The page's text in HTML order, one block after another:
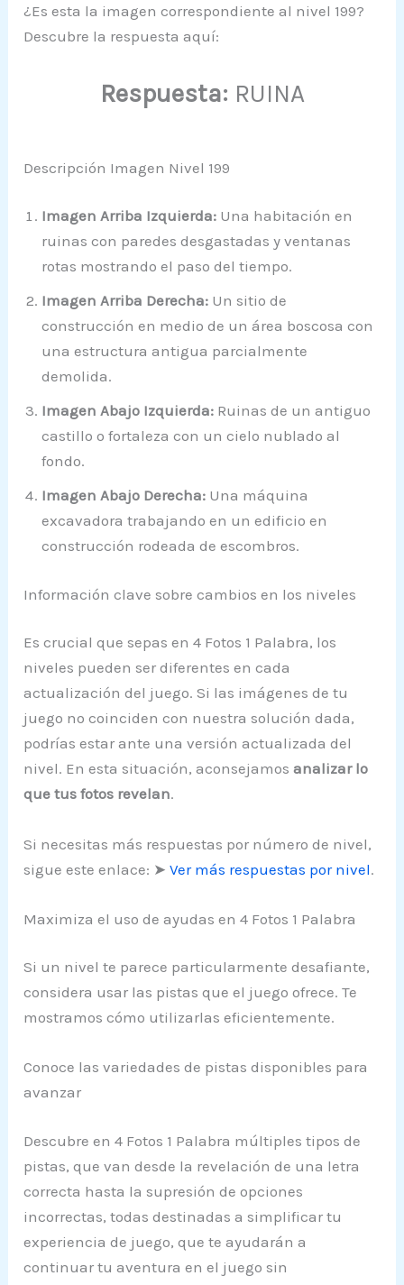
¿Es esta la imagen correspondiente al nivel 199?
Descubre la respuesta aquí:
Respuesta: RUINA
Descripción Imagen Nivel 199
Imagen Arriba Izquierda: Una habitación en
ruinas con paredes desgastadas y ventanas
rotas mostrando el paso del tiempo.
Imagen Arriba Derecha: Un sitio de
construcción en medio de un área boscosa con
una estructura antigua parcialmente
demolida.
Imagen Abajo Izquierda: Ruinas de un antiguo
castillo o fortaleza con un cielo nublado al
fondo.
Imagen Abajo Derecha: Una máquina
excavadora trabajando en un edificio en
construcción rodeada de escombros.
Información clave sobre cambios en los niveles
Es crucial que sepas en 4 Fotos 1 Palabra, los
niveles pueden ser diferentes en cada
actualización del juego. Si las imágenes de tu
juego no coinciden con nuestra solución dada,
podrías estar ante una versión actualizada del
nivel. En esta situación, aconsejamosanalizar lo
que tus fotos revelan.
Si necesitas más respuestas por número de nivel,
sigue este enlace: ➤Ver más respuestas por nivel.
Maximiza el uso de ayudas en 4 Fotos 1 Palabra
Si un nivel te parece particularmente desafiante,
considera usar las pistas que el juego ofrece. Te
mostramos cómo utilizarlas eficientemente.
Conoce las variedades de pistas disponibles para
avanzar
Descubre en 4 Fotos 1 Palabra múltiples tipos de
pistas, que van desde la revelación de una letra
correcta hasta la supresión de opciones
incorrectas, todas destinadas a simplificar tu
experiencia de juego, que te ayudarán a
continuar tu aventura en el juego sin